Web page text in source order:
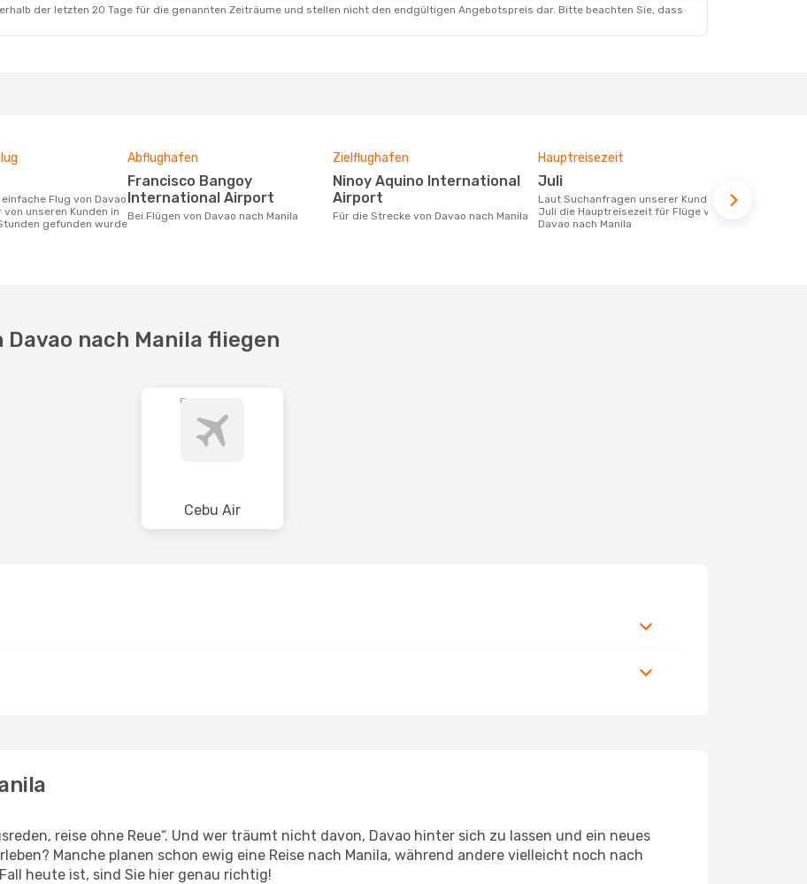
der letzten 20 Tage für die genannten Zeiträume und stellen nicht den endgültigen Angebotspreis dar. Bitte beachten Sie, dass
von unseren Kunden in
gefunden wurde
Abflughafen
Francisco Bangoy
International Airport
Bei Flügen von Davao nach Manila
Zielflughafen
Ninoy Aquino International
Airport
Für die Strecke von Davao nach Manila
Hauptreisezeit
Juli
Laut Suchanfragen unserer Kunden ist
Juli die Hauptreisezeit für Flüge von
Davao nach Manila
nach Manila fliegen
Cebu Air
reise ohne Reue“. Und wer träumt nicht davon, Davao hinter sich zu lassen und ein neues
Manche planen schon ewig eine Reise nach Manila, während andere vielleicht noch nach
heute ist, sind Sie hier genau richtig!